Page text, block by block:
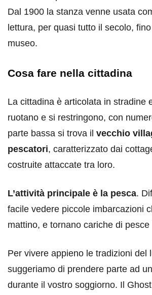
Dal 1900 la stanza venne usata
lettura, per quasi tutto il secolo,
museo.
Cosa fare nella cittadina
La cittadina è articolata in stradine
ruotano e si restringono, con
parte bassa si trova il vecchio
pescatori, caratterizzato dai
costruite attaccate tra loro.
L’attività principale è la pesca.
facile vedere piccole imbarcazioni
mattino, e tornano cariche di pesce
Per vivere appieno le tradizioni del
suggeriamo di prendere parte ad un
durante il vostro soggiorno. Il